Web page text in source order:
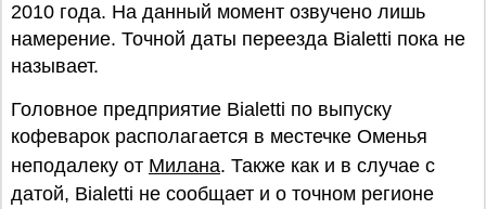
2010 года. На данный момент озвучено лишь
намерение. Точной даты переезда Bialetti пока не
называет.
Головное предприятие Bialetti по выпуску
кофеварок располагается в местечке Оменья
неподалеку от Милана. Также как и в случае с
датой, Bialetti не сообщает и о точном регионе